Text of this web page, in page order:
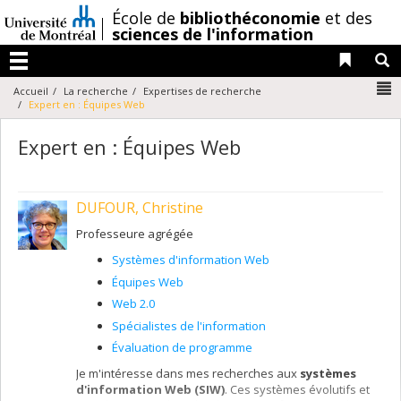
au
contenu
/École de bibliothéconomie et des
sciences de l'information
Menu
Liens
Accueil La recherche
Expertises de recherche
Expert en : Équipes Web
Expert en : Équipes Web
DUFOUR, Christine
Professeure agrégée
Systèmes d'information Web
Équipes Web
Web 2.0
Spécialistes de l'information
Évaluation de programme
Je m'intéresse dans mes recherches aux systèmes
d'information Web (SIW). Ces systèmes évolutifs et